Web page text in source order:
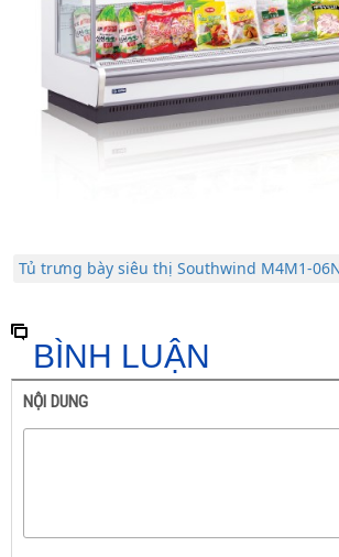
Tủ trưng bày siêu thị Southwind M4M1-
BÌNH LUẬN
NỘI DUNG